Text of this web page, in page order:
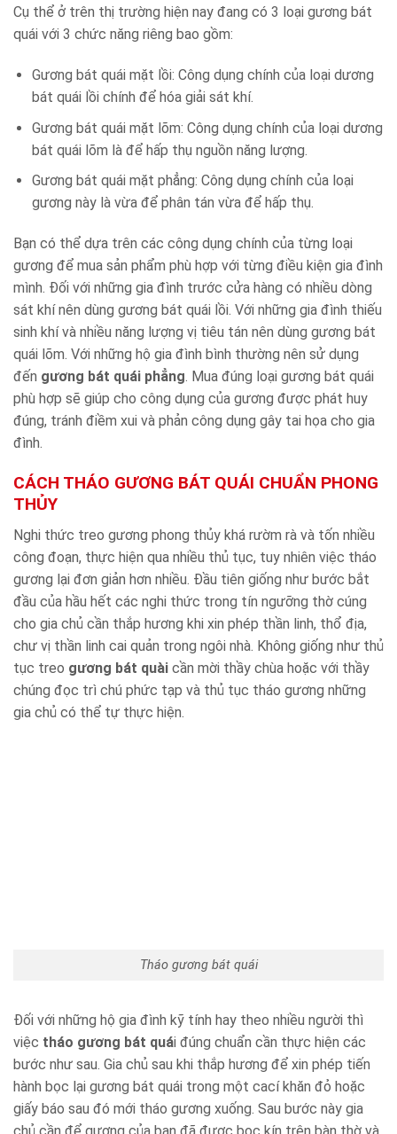
Cụ thể ở trên thị trường hiện nay đang có 3 loại gương bát
quái với 3 chức năng riêng bao gồm:
Gương bát quái mặt lồi: Công dụng chính của loại dương
bát quái lồi chính để hóa giải sát khí.
Gương bát quái mặt lõm: Công dụng chính của loại dương
bát quái lõm là để hấp thụ nguồn năng lượng.
Gương bát quái mặt phẳng: Công dụng chính của loại
gương này là vừa để phân tán vừa để hấp thụ.
Bạn có thể dựa trên các công dụng chính của từng loại
gương để mua sản phẩm phù hợp với từng điều kiện gia đình
mình. Đối với những gia đình trước cửa hàng có nhiều dòng
sát khí nên dùng gương bát quái lồi. Với những gia đình thiếu
sinh khí và nhiều năng lượng vị tiêu tán nên dùng gương bát
quái lõm. Với những hộ gia đình bình thường nên sử dụng
đến gương bát quái phẳng. Mua đúng loại gương bát quái
phù hợp sẽ giúp cho công dụng của gương được phát huy
đúng, tránh điềm xui và phản công dụng gây tai họa cho gia
đình.
CÁCH THÁO GƯƠNG BÁT QUÁI CHUẨN PHONG
THỦY
Nghi thức treo gương phong thủy khá rườm rà và tốn nhiều
công đoạn, thực hiện qua nhiều thủ tục, tuy nhiên việc tháo
gương lại đơn giản hơn nhiều. Đầu tiên giống như bước bắt
đầu của hầu hết các nghi thức trong tín ngưỡng thờ cúng
cho gia chủ cần thắp hương khi xin phép thần linh, thổ địa,
chư vị thần linh cai quản trong ngôi nhà. Không giống như thủ
tục treo gương bát quài cần mời thầy chùa hoặc với thầy
chúng đọc trì chú phức tạp và thủ tục tháo gương những
gia chủ có thể tự thực hiện.
Tháo gương bát quái
Đối với những hộ gia đình kỹ tính hay theo nhiều người thì
việc tháo gương bát quái đúng chuẩn cần thực hiện các
bước như sau. Gia chủ sau khi thắp hương để xin phép tiến
hành bọc lại gương bát quái trong một cací khăn đỏ hoặc
giấy báo sau đó mới tháo gương xuống. Sau bước này gia